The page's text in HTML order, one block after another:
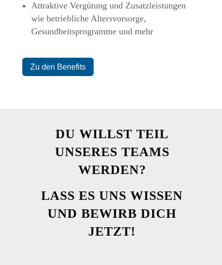
Attraktive Vergütung und Zusatzleistungen
wie betriebliche Altersvorsorge,
Gesundheitsprogramme und mehr
Zu den Benefits
DU WILLST TEIL
UNSERES TEAMS
WERDEN?
LASS ES UNS WISSEN
UND BEWIRB DICH
JETZT!